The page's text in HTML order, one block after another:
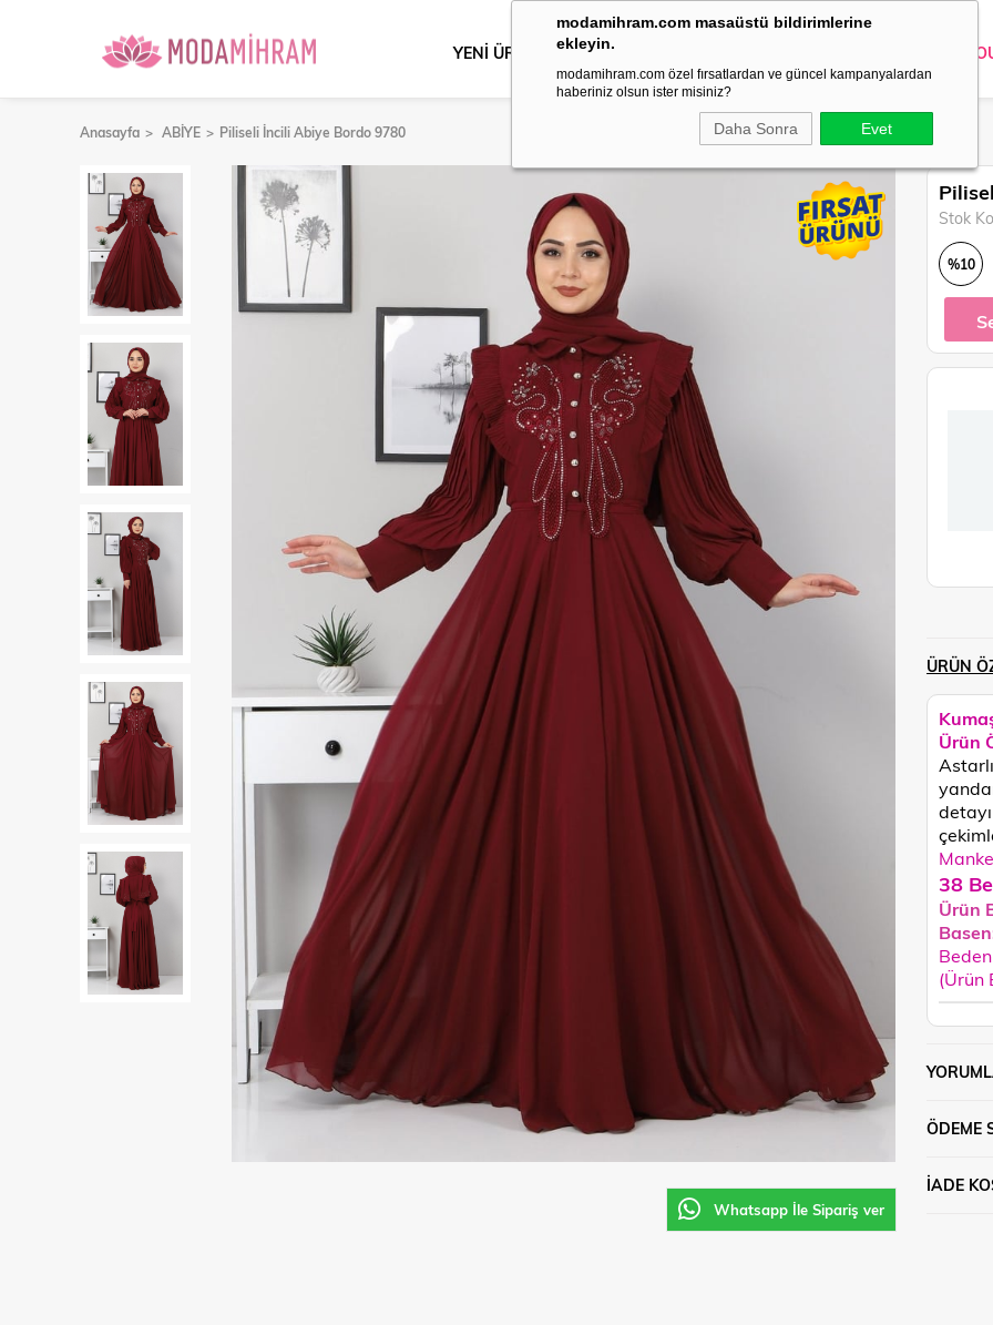
modamihram.com masaüstü bildirimlerine
ekleyin.
modamihram.com özel fırsatlardan ve güncel kampanyalardan
haberiniz olsun ister misiniz?
Daha Sonra Evet
YENİ ÜRÜNLER DIŞ GİYİM
Anasayfa ABİYE Piliseli İncili Abiye Bordo 9780
Whatsapp İle Sipariş ver
Stok
%10
ÜRÜN
Ürün
38
Ürün
(Ürün
ÖDEME
İADE